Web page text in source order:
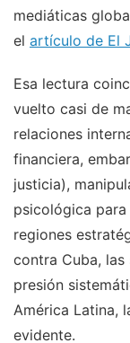
mediáticas
el artículo de El
Esa lectura
vuelto casi de
relaciones
financiera,
justicia),
psicológica
regiones
contra Cuba, las
presión
América Latina,
evidente.